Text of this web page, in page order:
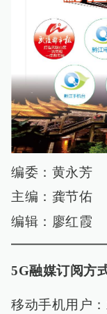
编委：黄永芳
主编：龚节佑
编辑：廖红霞
5G融媒订阅方
移动手机用户